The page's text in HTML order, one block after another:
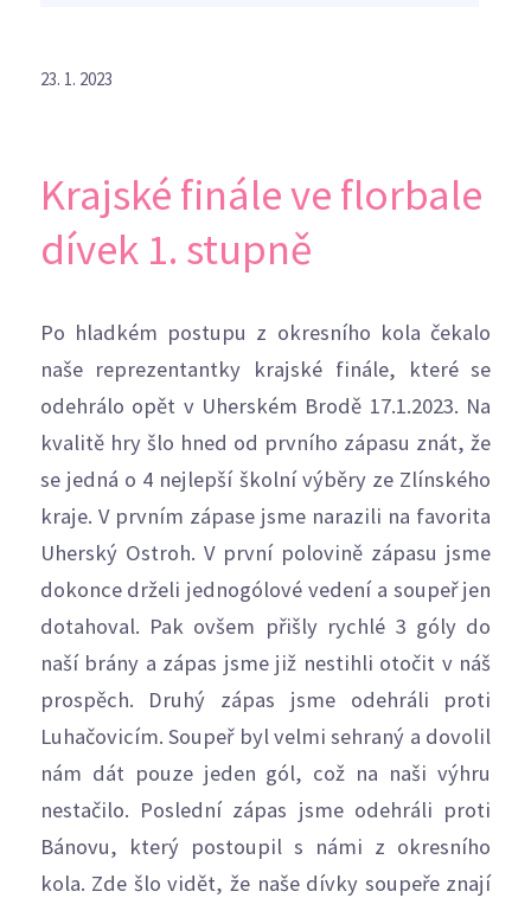
23. 1. 2023
Krajské finále ve florbale
dívek 1. stupně
Po hladkém postupu z okresního kola čekalo
naše reprezentantky krajské finále, které se
odehrálo opět v Uherském Brodě 17.1.2023. Na
kvalitě hry šlo hned od prvního zápasu znát, že
se jedná o 4 nejlepší školní výběry ze Zlínského
kraje. V prvním zápase jsme narazili na favorita
Uherský Ostroh. V první polovině zápasu jsme
dokonce drželi jednogólové vedení a soupeř jen
dotahoval. Pak ovšem přišly rychlé 3 góly do
naší brány a zápas jsme již nestihli otočit v náš
prospěch. Druhý zápas jsme odehráli proti
Luhačovicím. Soupeř byl velmi sehraný a dovolil
nám dát pouze jeden gól, což na naši výhru
nestačilo. Poslední zápas jsme odehráli proti
Bánovu, který postoupil s námi z okresního
kola. Zde šlo vidět, že naše dívky soupeře znají